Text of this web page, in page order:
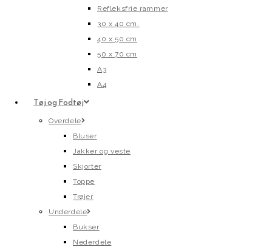
Refleksfrie rammer
30 x 40 cm.
40 x 50 cm
50 x 70 cm
A3
A4
Tøj og Fodtøj
Overdele
Bluser
Jakker og veste
Skjorter
Toppe
Trøjer
Underdele
Bukser
Nederdele